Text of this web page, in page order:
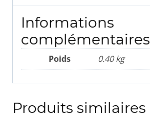
Informations
complémentaires
Poids 0.40 kg
Produits similaires